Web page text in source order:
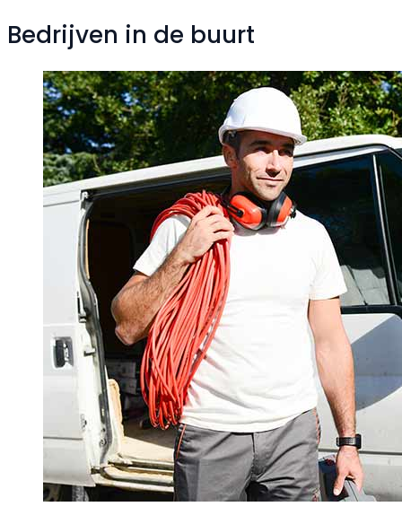
Bedrijven in de buurt